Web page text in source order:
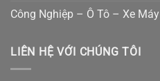
Công Nghiệp – Ô Tô – Xe Máy
LIÊN HỆ VỚI CHÚNG TÔI